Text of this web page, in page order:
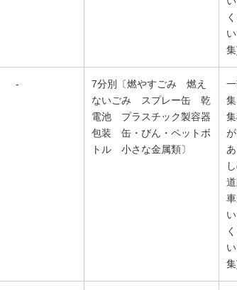
-
7分別〔燃やすごみ 燃え
ないごみ スプレー缶 乾
電池 プラスチック製容器
包装 缶・びん・ペットボ
トル 小さな金属類〕